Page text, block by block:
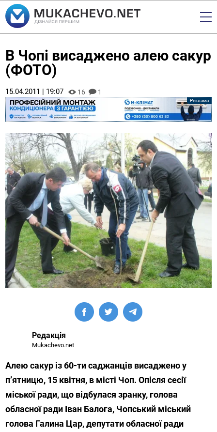
В Чопі висаджено алею сакур
(ФОТО)
15.04.2011 | 19:07 16 1
Редакція
Mukachevo.net
Алею сакур із 60-ти саджанців висаджено у
п’ятницю, 15 квітня, в місті Чоп. Опісля сесії
міської ради, що відбулася зранку, голова
обласної ради Іван Балога, Чопський міський
голова Галина Цар, депутати обласної ради